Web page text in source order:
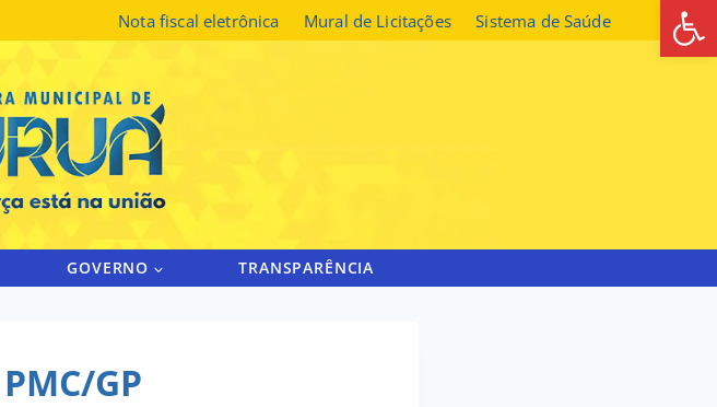
Nota fiscal eletrônica Mural de Licitações Sistema de Saúde
GOVERNO TRANSPARÊNCIA
GP